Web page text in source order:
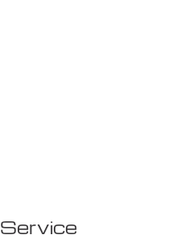
Service